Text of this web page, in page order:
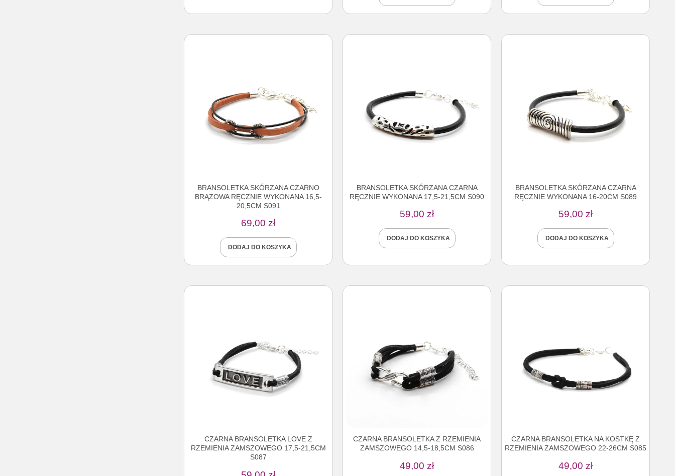
BRANSOLETKA SKÓRZANA CZARNO
BRĄZOWA RĘCZNIE WYKONANA 16,5-
20,5CM S091
69,00 zł
DODAJ DO KOSZYKA
BRANSOLETKA SKÓRZANA CZARNA
RĘCZNIE WYKONANA 17,5-21,5CM S090
59,00 zł
DODAJ DO KOSZYKA
BRANSOLETKA SKÓRZANA CZARNA
RĘCZNIE WYKONANA 16-20CM S089
59,00 zł
DODAJ DO KOSZYKA
CZARNA BRANSOLETKA LOVE Z
RZEMIENIA ZAMSZOWEGO 17,5-21,5CM
S087
CZARNA BRANSOLETKA Z RZEMIENIA
ZAMSZOWEGO 14,5-18,5CM S086
49,00 zł
CZARNA BRANSOLETKA NA KOSTKĘ Z
RZEMIENIA ZAMSZOWEGO 22-26CM S085
49,00 zł